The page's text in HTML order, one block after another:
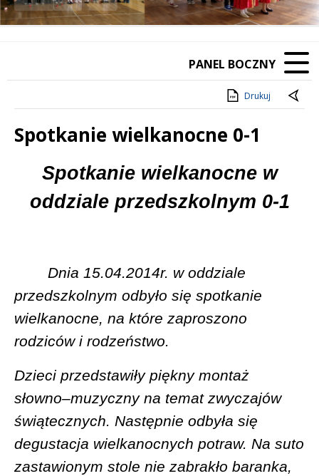
Poprzedni Element
Następny Element
PANEL BOCZNY
Drukuj
Spotkanie wielkanocne 0-1
TreśćSpotkanie wielkanocne w
oddziale przedszkolnym 0-1
Dnia 15.04.2014r. w oddziale
przedszkolnym odbyło się spotkanie
wielkanocne, na które zaproszono
rodziców i rodzeństwo.
Dzieci przedstawiły piękny montaż
słowno–muzyczny na temat zwyczajów
świątecznych. Następnie odbyła się
degustacja wielkanocnych potraw. Na suto
zastawionym stole nie zabrakło baranka,